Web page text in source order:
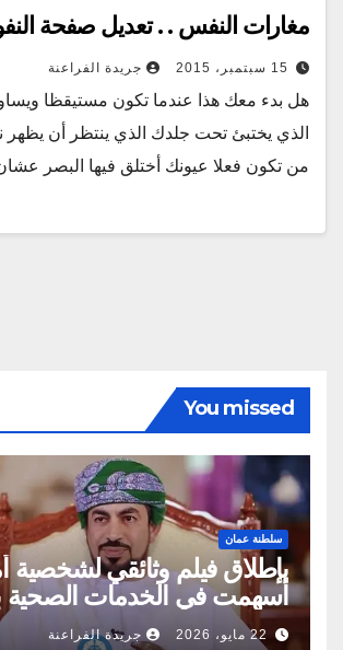
مغارات النفس . . تعديل صفحة
15 سبتمبر، 2015 جريدة الفراعنة
هل بدء معك هذا عندما تكون مستيقظا
الذي يختبئ تحت جلدك الذي ينتظر أن يظهر
من تكون فعلا عيونك أختلق فيها البصر
You missed
سلطنة عمان
بإطلاق فيلم وثائقي لشخصية
أسهمت في الخدمات الصحية
22 مايو، 2026 جريدة الفراعنة